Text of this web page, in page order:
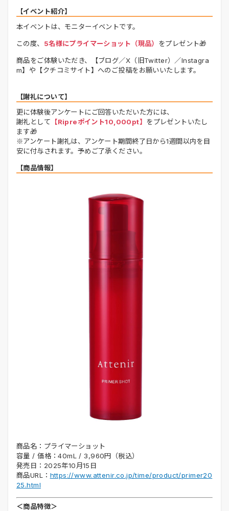
【イベント紹介】
本イベントは、モニターイベントです。
この度、 5名様にプライマーショット（現品） をプレゼント🎁
商品をご体験いただき、
【ブログ／X（旧Twitter）／Instagra
m】 や 【クチコミサイト】 へのご投稿をお願いいたします。
【謝礼について】
更に体験後アンケートにご回答いただいた方には、
謝礼として 【Ripreポイント10,000pt】 をプレゼントいたし
ます🎁
※アンケート謝礼は、アンケート期間終了日から1週間以内を目
安に付与されます。予めご了承ください。
【商品情報】
商品名：プライマーショット
容量 / 価格：40mL / 3,960円（税込）
発売日：2025年10月15日
商品URL： https://www.attenir.co.jp/time/product/primer20
25.html
＜商品特徴＞